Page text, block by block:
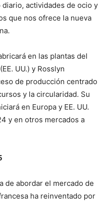
actividades de ocio y
que nos ofrece la nueva
en las plantas del
UU.) y Rosslyn
de producción centrado
y la circularidad. Su
en Europa y EE. UU.
y en otros mercados a
de abordar el mercado de
ha reinventado por